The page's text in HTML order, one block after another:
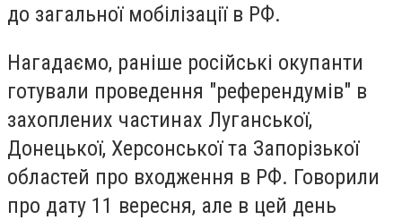
до загальної мобілізації в РФ.
Нагадаємо, раніше російські окупанти
готували проведення "референдумів" в
захоплених частинах Луганської,
Донецької, Херсонської та Запорізької
областей про входження в РФ. Говорили
про дату 11 вересня, але в цей день